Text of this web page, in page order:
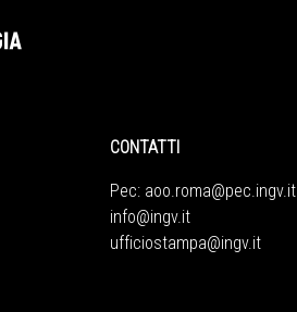
CONTATTI
Pec: aoo.roma@pec.ingv.it
info@ingv.it
ufficiostampa@ingv.it